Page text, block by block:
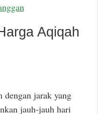
Aqiqah
dengan jarak yang
jauh-jauh hari